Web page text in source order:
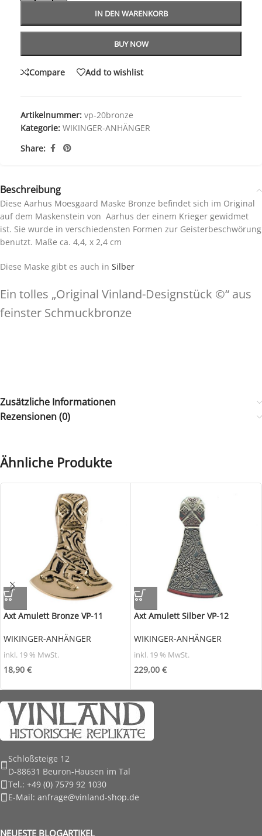
IN DEN WARENKORB
BUY NOW
Compare Add to wishlist
Artikelnummer: vp-20bronze
Kategorie: WIKINGER-ANHÄNGER
Share:
Beschreibung
Diese Aarhus Moesgaard Maske Bronze befindet sich im Original
auf dem Maskenstein von Aarhus der einem Krieger gewidmet
ist. Sie wurde in verschiedensten Formen zur Geisterbeschwörung
benutzt. Maße ca. 4,4, x 2,4 cm
Diese Maske gibt es auch in Silber
Ein tolles „Original Vinland-Designstück ©“ aus
feinster Schmuckbronze
Zusätzliche Informationen
Rezensionen (0)
Ähnliche Produkte
Axt Amulett Bronze VP-11
WIKINGER-ANHÄNGER
inkl. 19 % MwSt.
18,90 €
Axt Amulett Silber VP-12
WIKINGER-ANHÄNGER
inkl. 19 % MwSt.
229,00 €
Schloßsteige 12
D-88631 Beuron-Hausen im Tal
Tel.: +49 (0) 7579 92 1030
E-Mail: anfrage@vinland-shop.de
NEUESTE BLOGARTIKEL